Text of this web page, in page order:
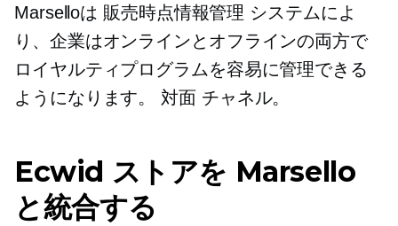
Marselloは 販売時点情報管理 システムによ
り、企業はオンラインとオフラインの両方で
ロイヤルティプログラムを容易に管理できる
ようになります。 対面 チャネル。
Ecwid ストアを Marsello
と統合する